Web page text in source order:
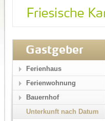
Gastgeber
Ferienhaus
Ferienwohnung
Bauernhof
Unterkunft nach Datum